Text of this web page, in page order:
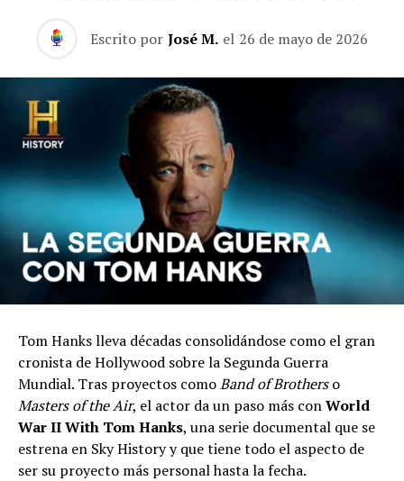
Escrito por José M. el 26 de mayo de 2026
Tom Hanks lleva décadas consolidándose como el gran
cronista de Hollywood sobre la Segunda Guerra
Mundial. Tras proyectos comoBand of Brotherso
Masters of the Air, el actor da un paso más conWorld
War II With Tom Hanks, una serie documental que se
estrena en Sky History y que tiene todo el aspecto de
ser su proyecto más personal hasta la fecha.